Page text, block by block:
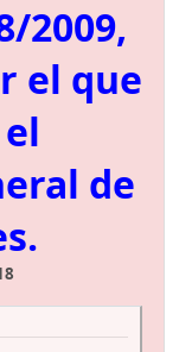
2009,
el que
de